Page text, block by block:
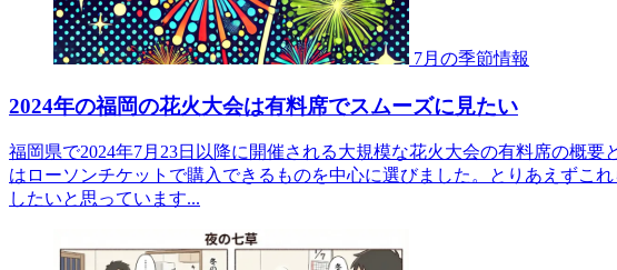
7月の季節情報
2024年の福岡の花火大会は有料席でスムーズに見たい
福岡県で2024年7月23日以降に開催される大規模な花火大会の有料席の概要
はローソンチケットで購入できるものを中心に選びました。とりあえずこ
したいと思っています...